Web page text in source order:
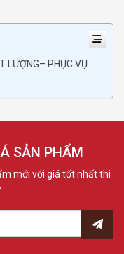
LƯỢNG– PHỤC VỤ
SẢN PHẨM
mới với giá tốt nhất thi